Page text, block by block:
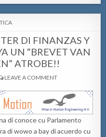
DI FINANZAS Y
UN “BREVET VAN
ATROBE!!
LEAVE A COMMENT
di conoce cu Parlamento
di wowo a bay di acuerdo cu